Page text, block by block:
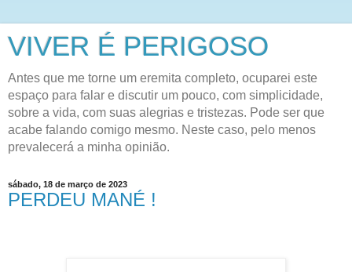
VIVER É PERIGOSO
Antes que me torne um eremita completo, ocuparei este
espaço para falar e discutir um pouco, com simplicidade,
sobre a vida, com suas alegrias e tristezas. Pode ser que
acabe falando comigo mesmo. Neste caso, pelo menos
prevalecerá a minha opinião.
sábado, 18 de março de 2023
PERDEU MANÉ !